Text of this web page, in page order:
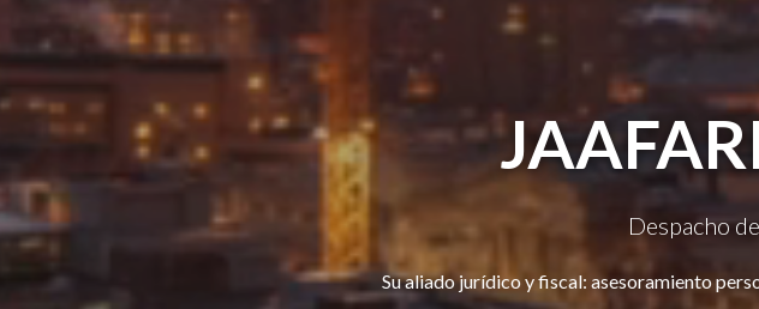
Despacho
Su aliado jurídico y fiscal: asesoramiento